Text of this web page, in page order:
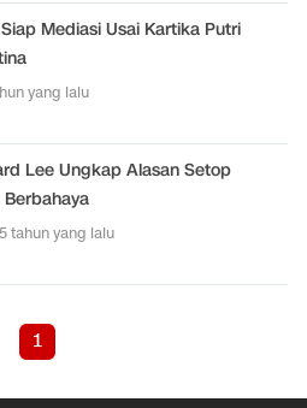
Mediasi Usai Kartika Putri
yang lalu
Lee Ungkap Alasan Setop
Berbahaya
tahun yang lalu
1